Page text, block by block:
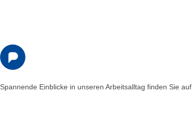
Spannende Einblicke in unseren Arbeitsalltag finden Sie auf